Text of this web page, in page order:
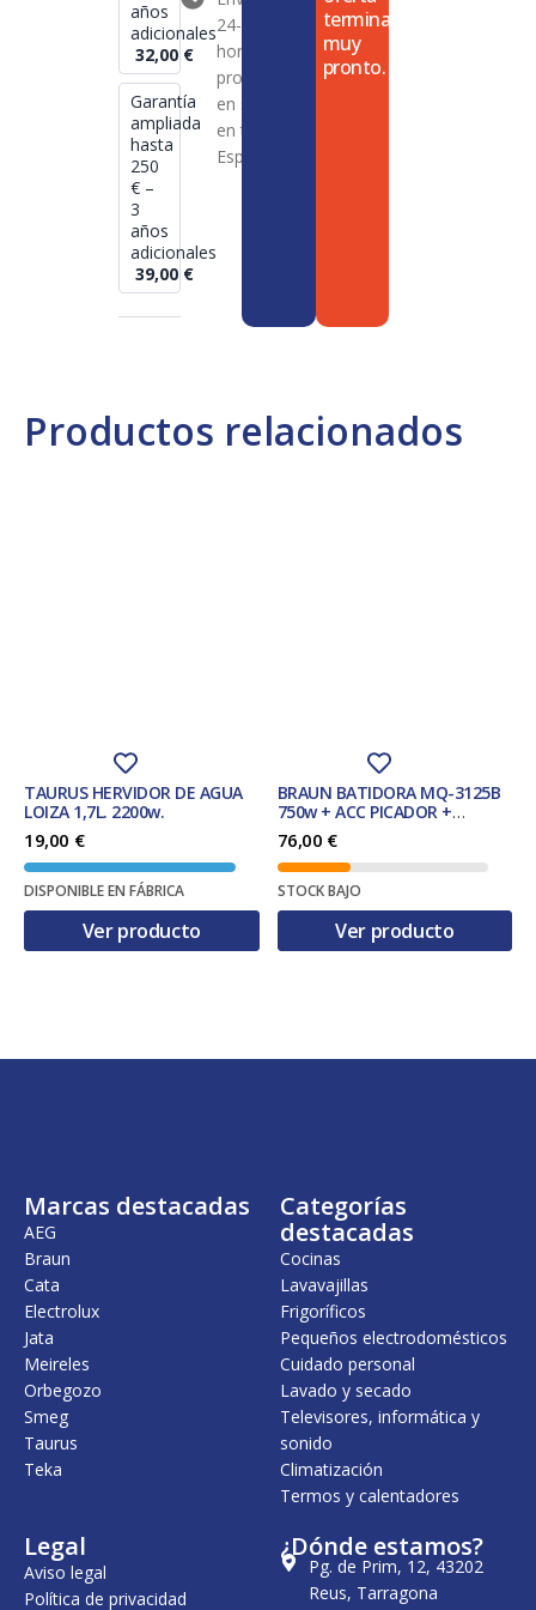
Productos relacionados
TAURUS HERVIDOR DE AGUA
LOIZA 1,7L. 2200w.
19,00 €
DISPONIBLE EN FÁBRICA
Ver producto
BRAUN BATIDORA MQ-3125B
750w + ACC PICADOR +
AMASADOR
76,00 €
STOCK BAJO
Ver producto
años
adicionales
32,00 €
Garantía
ampliada
hasta
250
€ –
3
años
adicionales
39,00 €
24-72
horas en
productos
en stock
en toda
España
termina
muy
pronto.
Marcas destacadas
AEG
Braun
Cata
Electrolux
Jata
Meireles
Orbegozo
Smeg
Taurus
Teka
Categorías
destacadas
Cocinas
Lavavajillas
Frigoríficos
Pequeños electrodomésticos
Cuidado personal
Lavado y secado
Televisores, informática y
sonido
Climatización
Termos y calentadores
Legal
Aviso legal
Política de privacidad
¿Dónde estamos?
Pg. de Prim, 12, 43202
Reus, Tarragona